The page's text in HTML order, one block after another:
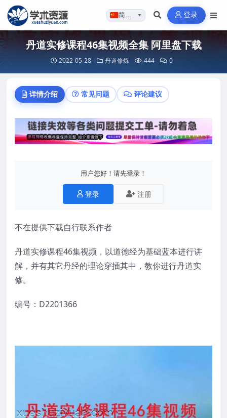
简体…▼ 登录
丹道实修课程46集视频全集 阿里盘下载
2022-05-28 丹道修炼 444 0
详情介绍 常见问题 评论建议
用户您好！请先登录！
登录 注册
不在提供下载自行联系作者
丹道实修课程46集视频，以道德经为基础蓝本进行讲
解，并有其它丹经的理论穿插其中，教你进行丹道实
修。
编号：D2201366